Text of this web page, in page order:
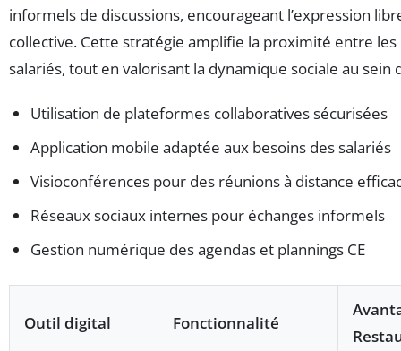
informels de discussions, encourageant l’expression
collective. Cette stratégie amplifie la proximité entre les
salariés, tout en valorisant la dynamique sociale au sein
Utilisation de plateformes collaboratives sécurisées
Application mobile adaptée aux besoins des salariés
Visioconférences pour des réunions à distance
Réseaux sociaux internes pour échanges informels
Gestion numérique des agendas et plannings CE
Outil digital Fonctionnalité